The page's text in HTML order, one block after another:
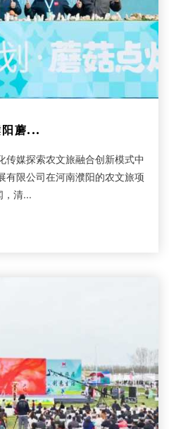
阳蘑...
传媒探索农文旅融合创新模式中
有限公司在河南濮阳的农文旅项
，清...